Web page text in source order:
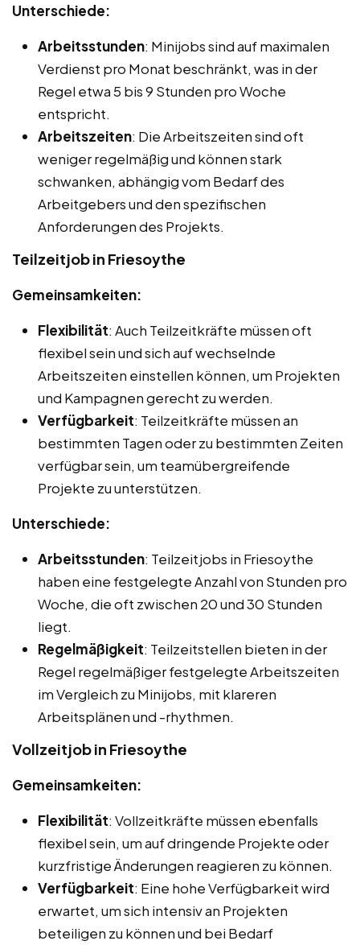
Unterschiede:
Arbeitsstunden: Minijobs sind auf maximalen
Verdienst pro Monat beschränkt, was in der
Regel etwa 5 bis 9 Stunden pro Woche
entspricht.
Arbeitszeiten: Die Arbeitszeiten sind oft
weniger regelmäßig und können stark
schwanken, abhängig vom Bedarf des
Arbeitgebers und den spezifischen
Anforderungen des Projekts.
Teilzeitjob in Friesoythe
Gemeinsamkeiten:
Flexibilität: Auch Teilzeitkräfte müssen oft
flexibel sein und sich auf wechselnde
Arbeitszeiten einstellen können, um Projekten
und Kampagnen gerecht zu werden.
Verfügbarkeit: Teilzeitkräfte müssen an
bestimmten Tagen oder zu bestimmten Zeiten
verfügbar sein, um teamübergreifende
Projekte zu unterstützen.
Unterschiede:
Arbeitsstunden: Teilzeitjobs in Friesoythe
haben eine festgelegte Anzahl von Stunden pro
Woche, die oft zwischen 20 und 30 Stunden
liegt.
Regelmäßigkeit: Teilzeitstellen bieten in der
Regel regelmäßiger festgelegte Arbeitszeiten
im Vergleich zu Minijobs, mit klareren
Arbeitsplänen und -rhythmen.
Vollzeitjob in Friesoythe
Gemeinsamkeiten:
Flexibilität: Vollzeitkräfte müssen ebenfalls
flexibel sein, um auf dringende Projekte oder
kurzfristige Änderungen reagieren zu können.
Verfügbarkeit: Eine hohe Verfügbarkeit wird
erwartet, um sich intensiv an Projekten
beteiligen zu können und bei Bedarf